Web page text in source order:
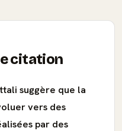
citation
suggère que la
vers des
par des